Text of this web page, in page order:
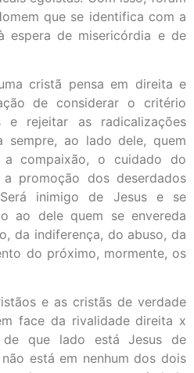
que se identifica com a
espera de misericórdia e de
cristã pensa em direita e
de considerar o critério
e rejeitar as radicalizações
sempre, ao lado dele, quem
a compaixão, o cuidado do
promoção dos deserdados
inimigo de Jesus e se
ao dele quem se envereda
da indiferença, do abuso, da
do próximo, mormente, os
e as cristãs de verdade
face da rivalidade direita x
de que lado está Jesus de
está em nenhum dos dois